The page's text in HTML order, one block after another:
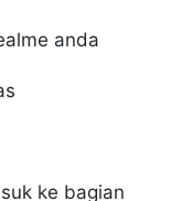
anda
ke bagian